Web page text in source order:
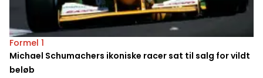
Formel 1
Michael Schumachers ikoniske racer sat til salg for vildt
beløb